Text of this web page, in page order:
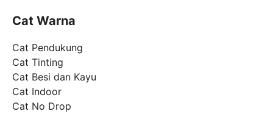
Cat Warna
Cat Pendukung
Cat Tinting
Cat Besi dan Kayu
Cat Indoor
Cat No Drop